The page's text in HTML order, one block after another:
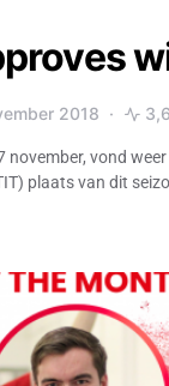
2018
november, vond
plaats van dit